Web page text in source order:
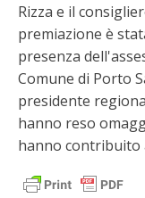
Rizza e il
premiazione è
presenza
Comune di Porto
presidente
hanno reso
hanno contribuito